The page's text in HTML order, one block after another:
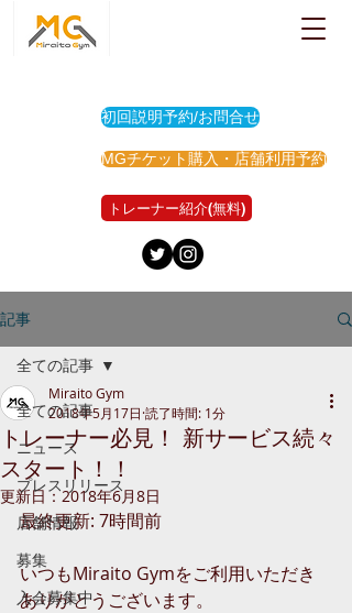
初回説明予約/お問合せ
MGチケット購入・店舗利用予約
トレーナー紹介(無料)
記事
全ての記事
ニュース
プレスリリース
店舗情報
募集
入会募集中
全ての記事
トレーナー必見！ 新サービス続々
スタート！！
Miraito Gym
2018年5月17日 読了時間: 1分
更新日：2018年6月8日
最終更新: 7時間前
いつもMiraito Gymをご利用いただき
ありがとうございます。